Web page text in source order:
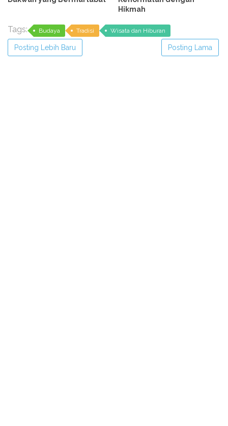
Hikmah
Tags: Budaya Tradisi Wisata dan Hiburan
Posting Lebih Baru Posting Lama